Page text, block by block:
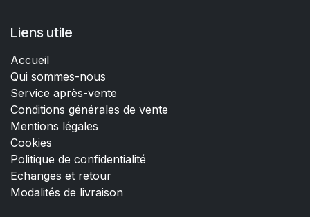
Liens utile
Accueil
Qui sommes-nous
Service après-vente
Conditions générales de vente
Mentions légales
Cookies
Politique de confidentialité
Echanges et retour
Modalités de livraison